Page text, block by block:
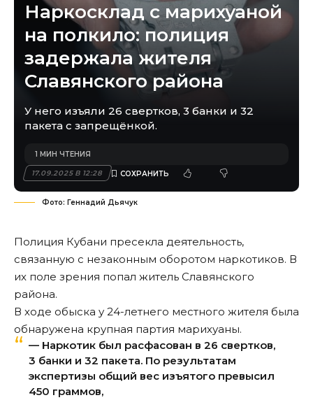
Наркосклад с марихуаной
на полкило: полиция
задержала жителя
Славянского района
У него изъяли 26 свертков, 3 банки и 32
пакета с запрещёнкой.
17.09.2025 В 12:28
1 МИН ЧТЕНИЯ
Фото: Геннадий Дьячук
Полиция Кубани пресекла деятельность,
связанную с незаконным оборотом наркотиков. В
их поле зрения попал житель Славянского
района.
В ходе обыска у 24-летнего местного жителя была
обнаружена крупная партия марихуаны.
— Наркотик был расфасован в 26 свертков,
3 банки и 32 пакета. По результатам
экспертизы общий вес изъятого превысил
450 граммов,